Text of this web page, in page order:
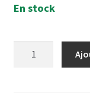
En stock